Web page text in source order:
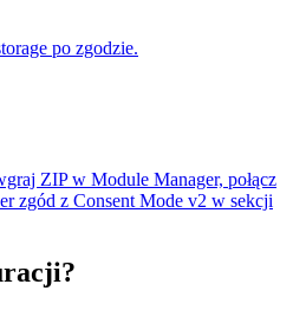
po zgodzie.
ZIP w Module Manager, połącz
zgód z Consent Mode v2 w sekcji